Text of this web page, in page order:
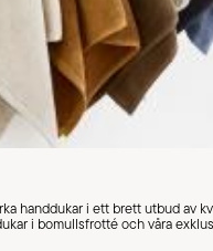
handdukar i ett brett utbud av
i bomullsfrotté och våra
bomull - allt efter kundens behov.